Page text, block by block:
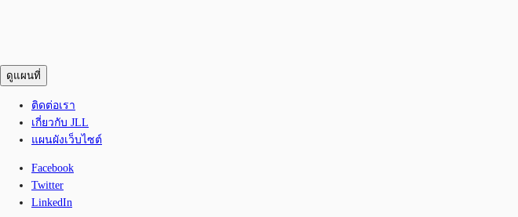
ดูแผนที่
ติดต่อเรา
เกี่ยวกับ JLL
แผนผังเว็บไซต์
Facebook
Twitter
LinkedIn